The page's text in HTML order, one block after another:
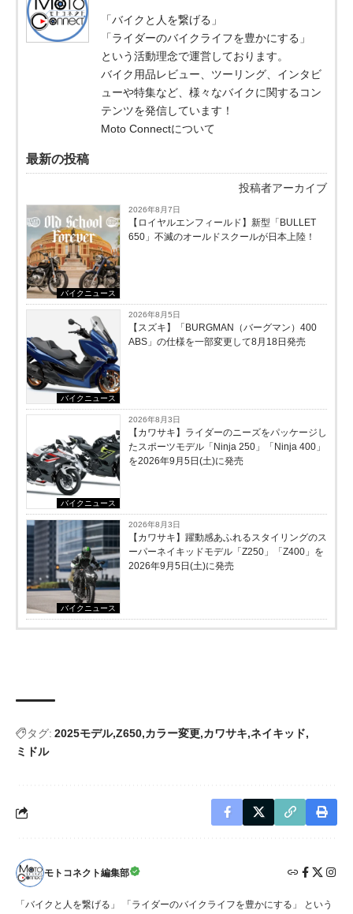
「バイクと人を繋げる」
「ライダーのバイクライフを豊かにする」
という活動理念で運営しております。
バイク用品レビュー、ツーリング、インタビ
ューや特集など、様々なバイクに関するコン
テンツを発信しています！
Moto Connectについて
最新の投稿
投稿者アーカイブ
バイクニュース
2026年8月7日
【ロイヤルエンフィールド】新型「BULLET
650」不滅のオールドスクールが⽇本上陸！
バイクニュース
2026年8月5日
【スズキ】「BURGMAN（バーグマン）400
ABS」の仕様を一部変更して8月18日発売
バイクニュース
2026年8月3日
【カワサキ】ライダーのニーズをパッケージし
たスポーツモデル「Ninja 250」「Ninja 400」
を2026年9月5日(土)に発売
バイクニュース
2026年8月3日
【カワサキ】躍動感あふれるスタイリングのス
ーパーネイキッドモデル「Z250」「Z400」を
2026年9月5日(土)に発売
タグ: 2025モデル Z650 カラー変更 カワサキ ネイキッド
ミドル
モトコネクト編集部
「バイクと人を繋げる」 「ライダーのバイクライフを豊かにする」 という